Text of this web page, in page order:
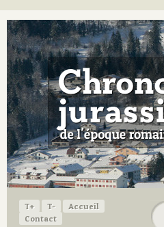
T+ T-
Accueil
Contact